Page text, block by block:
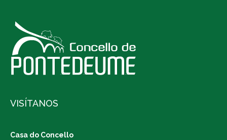
VISÍTANOS
Casa do Concello